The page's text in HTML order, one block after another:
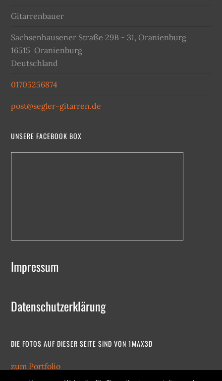
Gitarrenbauer
Sachsenhausener Straße 29B - 31, Oranienburg
16515 Oranienburg
Deutschland
01705256874
post@segler-gitarren.de
UNSERE FACEBOOK BOX
Impressum
Datenschutzerklärung
DIE FOTOS AUF DIESER SEITE SIND VON 1MAX3D
zum Portfolio